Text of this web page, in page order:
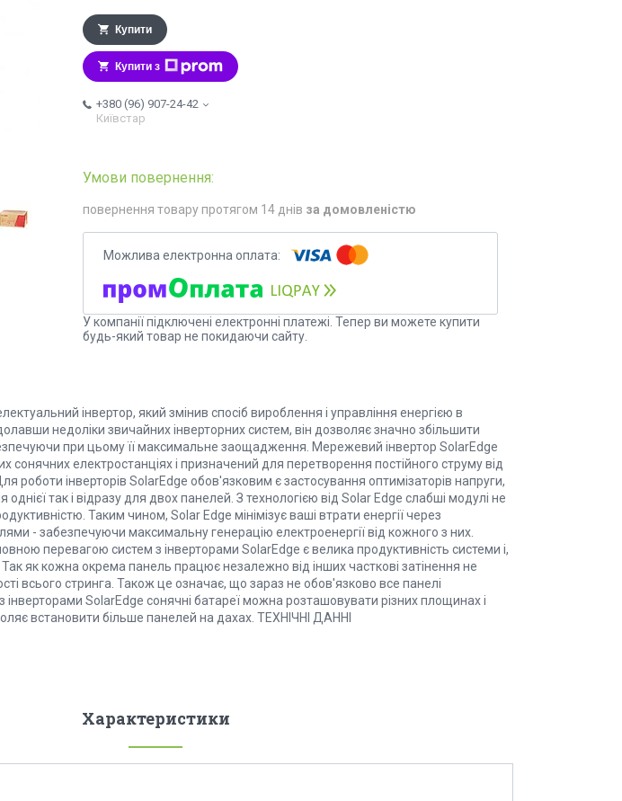
Купити
Купити з
+380 (96) 907-24-42
Київстар
повернення товару протягом 14 днів за домовленістю
У компанії підключені електронні платежі. Тепер ви можете купити
будь-який товар не покидаючи сайту.
інвертор, який змінив спосіб вироблення і управління енергією в
недоліки звичайних інверторних систем, він дозволяє значно збільшити
при цьому її максимальне заощадження. Мережевий інвертор SolarEdge
сонячних електростанціях і призначений для перетворення постійного струму від
роботи інверторів SolarEdge обов'язковим є застосування оптимізаторів напруги,
однієї так і відразу для двох панелей. З технологією від Solar Edge слабші модулі не
Таким чином, Solar Edge мінімізує ваші втрати енергії через
- забезпечуючи максимальну генерацію електроенергії від кожного з них.
перевагою систем з інверторами SolarEdge є велика продуктивність системи і,
Так як кожна окрема панель працює незалежно від інших часткові затінення не
всього стринга. Також це означає, що зараз не обов'язково все панелі
інверторами SolarEdge сонячні батареї можна розташовувати різних площинах і
встановити більше панелей на дахах. ТЕХНІЧНІ ДАННІ
Характеристики